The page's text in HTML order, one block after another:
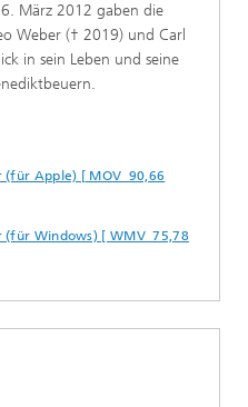
März 2012 gaben die
Weber († 2019) und Carl
in sein Leben und seine
(für Apple) [ MOV 90,66
(für Windows) [ WMV 75,78